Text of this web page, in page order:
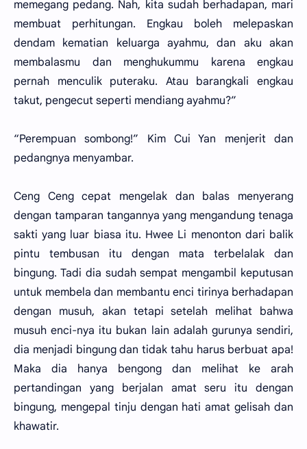
memegang pedang. Nah, kita sudah berhadapan, mari
membuat perhitungan. Engkau boleh melepaskan
dendam kematian keluarga ayahmu, dan aku akan
membalasmu dan menghukummu karena engkau
pernah menculik puteraku. Atau barangkali engkau
takut, pengecut seperti mendiang ayahmu?”
“Perempuan sombong!” Kim Cui Yan menjerit dan
pedangnya menyambar.
Ceng Ceng cepat mengelak dan balas menyerang
dengan tamparan tangannya yang mengandung tenaga
sakti yang luar biasa itu. Hwee Li menonton dari balik
pintu tembusan itu dengan mata terbelalak dan
bingung. Tadi dia sudah sempat mengambil keputusan
untuk membela dan membantu enci tirinya berhadapan
dengan musuh, akan tetapi setelah melihat bahwa
musuh enci-nya itu bukan lain adalah gurunya sendiri,
dia menjadi bingung dan tidak tahu harus berbuat apa!
Maka dia hanya bengong dan melihat ke arah
pertandingan yang berjalan amat seru itu dengan
bingung, mengepal tinju dengan hati amat gelisah dan
khawatir.